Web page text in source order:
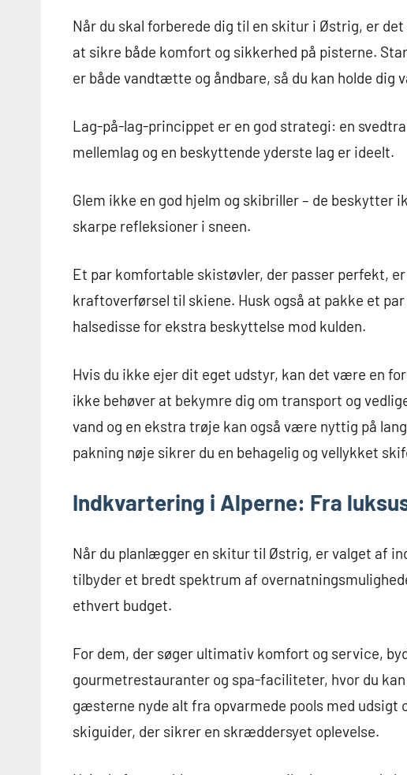
Når du skal forberede dig til en skitur i Østrig, er
at sikre både komfort og sikkerhed på pisterne.
er både vandtætte og åndbare, så du kan holde dig
Lag-på-lag-princippet er en god strategi: en
mellemlag og en beskyttende yderste lag er ideelt.
Glem ikke en god hjelm og skibriller – de beskytter
skarpe refleksioner i sneen.
Et par komfortable skistøvler, der passer perfekt,
kraftoverførsel til skiene. Husk også at pakke et
halsedisse for ekstra beskyttelse mod kulden.
Hvis du ikke ejer dit eget udstyr, kan det være en
ikke behøver at bekymre dig om transport og
vand og en ekstra trøje kan også være nyttig på
pakning nøje sikrer du en behagelig og vellykket
Indkvartering i Alperne: Fra
Når du planlægger en skitur til Østrig, er valget af
tilbyder et bredt spektrum af
ethvert budget.
For dem, der søger ultimativ komfort og service,
gourmetrestauranter og spa-faciliteter, hvor du
gæsterne nyde alt fra opvarmede pools med
skiguider, der sikrer en skræddersyet oplevelse.